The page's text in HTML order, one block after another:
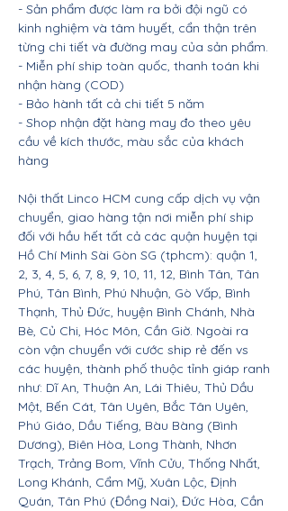
- Sản phẩm được làm ra bởi đội ngũ có
kinh nghiệm và tâm huyết, cẩn thận trên
từng chi tiết và đường may của sản phẩm.
- Miễn phí ship toàn quốc, thanh toán khi
nhận hàng (COD)
- Bảo hành tất cả chi tiết 5 năm
- Shop nhận đặt hàng may đo theo yêu
cầu về kích thước, màu sắc của khách
hàng
Nội thất Linco HCM cung cấp dịch vụ vận
chuyển, giao hàng tận nơi miễn phí ship
đối với hầu hết tất cả các quận huyện tại
Hồ Chí Minh Sài Gòn SG (tphcm): quận 1,
2, 3, 4, 5, 6, 7, 8, 9, 10, 11, 12, Bình Tân, Tân
Phú, Tân Bình, Phú Nhuận, Gò Vấp, Bình
Thạnh, Thủ Đức, huyện Bình Chánh, Nhà
Bè, Củ Chi, Hóc Môn, Cần Giờ. Ngoài ra
còn vận chuyển với cước ship rẻ đến vs
các huyện, thành phố thuộc tỉnh giáp ranh
như: Dĩ An, Thuận An, Lái Thiêu, Thủ Dầu
Một, Bến Cát, Tân Uyên, Bắc Tân Uyên,
Phú Giáo, Dầu Tiếng, Bàu Bàng (Bình
Dương), Biên Hòa, Long Thành, Nhơn
Trạch, Trảng Bom, Vĩnh Cửu, Thống Nhất,
Long Khánh, Cẩm Mỹ, Xuân Lộc, Định
Quán, Tân Phú (Đồng Nai), Đức Hòa, Cần